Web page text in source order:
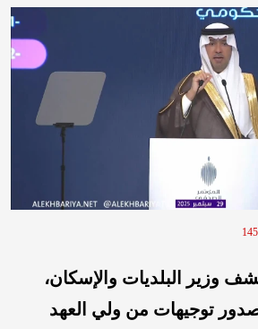
وزير البلديات والإسكان،
توجيهات من ولي العهد